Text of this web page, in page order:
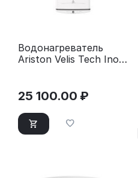
Водонагреватель
Ariston Velis Tech Inox
25 100.00 ₽